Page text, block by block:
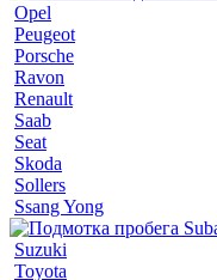
Opel
Peugeot
Porsche
Ravon
Renault
Saab
Seat
Skoda
Sollers
Ssang Yong
Suzuki
Toyota